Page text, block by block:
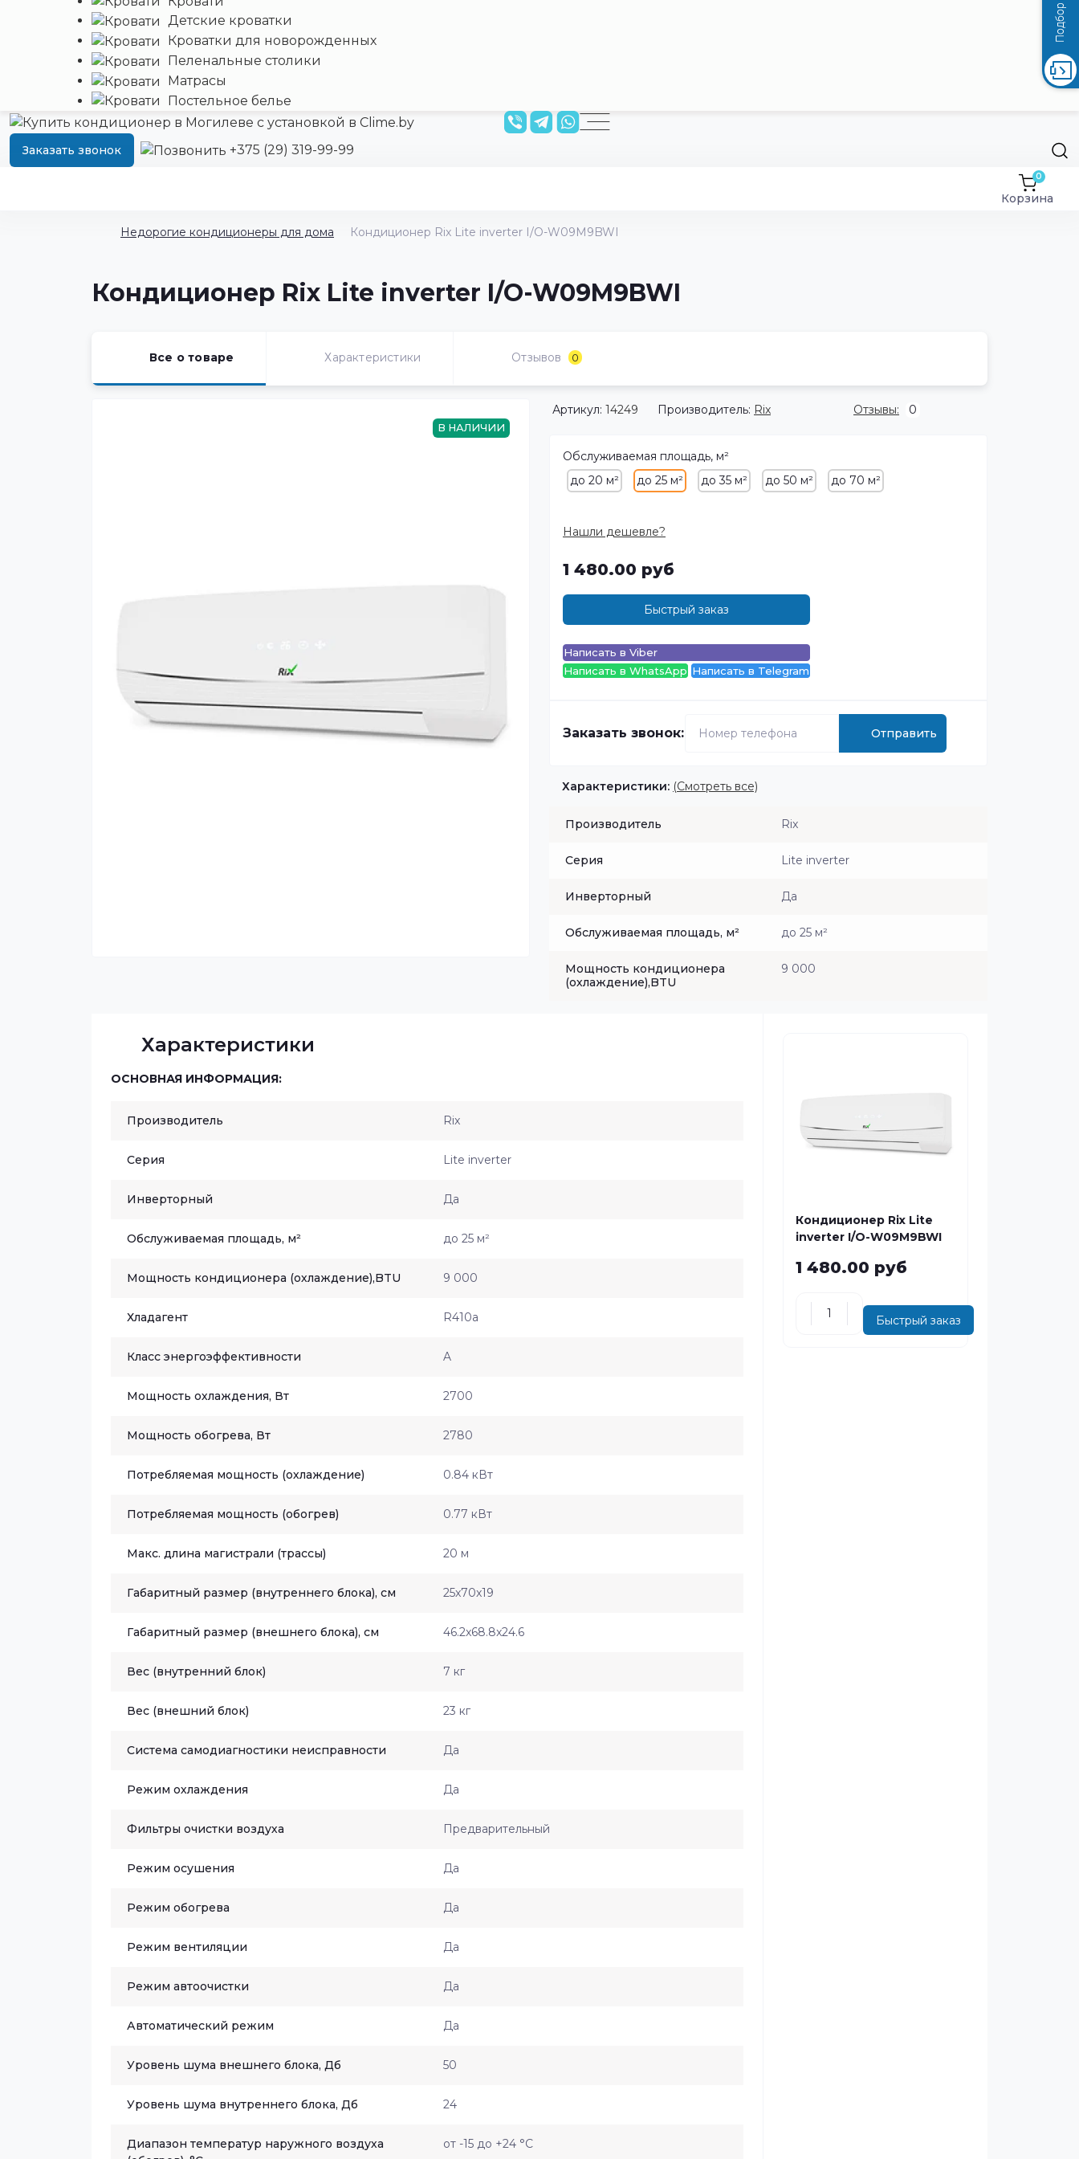
Детские кроватки
Кроватки для новорожденных
Пеленальные столики
Матрасы
Постельное белье
Заказать звонок +375 (29) 319-99-99
Корзина
0
Недорогие кондиционеры для дома Кондиционер Rix Lite inverter I/O-W09M9BWI
Кондиционер Rix Lite inverter I/O-W09M9BWI
Все о товаре Характеристики Отзывов 0
В НАЛИЧИИ
Артикул: 14249 Производитель: Rix Отзывы: 0
Обслуживаемая площадь, м²
до 20 м²
до 25 м² до 35 м² до 50 м² до 70 м²
Нашли дешевле?
1 480.00 руб
Быстрый заказ
Написать в Viber
Написать в WhatsApp Написать в Telegram
Заказать звонок: Отправить
Характеристики: (Смотреть все)
Производитель Rix
Серия Lite inverter
Инверторный Да
Обслуживаемая площадь, м² до 25 м²
Мощность кондиционера
(охлаждение),BTU
9 000
Характеристики
ОСНОВНАЯ ИНФОРМАЦИЯ:
Производитель Rix
Серия Lite inverter
Инверторный Да
Обслуживаемая площадь, м² до 25 м²
Мощность кондиционера (охлаждение),BTU 9 000
Хладагент R410a
Класс энергоэффективности A
Мощность охлаждения, Вт 2700
Мощность обогрева, Вт 2780
Потребляемая мощность (охлаждение) 0.84 кВт
Потребляемая мощность (обогрев) 0.77 кВт
Макс. длина магистрали (трассы) 20 м
Габаритный размер (внутреннего блока), см 25x70x19
Габаритный размер (внешнего блока), см 46.2x68.8x24.6
Вес (внутренний блок) 7 кг
Вес (внешний блок) 23 кг
Система самодиагностики неисправности Да
Режим охлаждения Да
Фильтры очистки воздуха Предварительный
Режим осушения Да
Режим обогрева Да
Режим вентиляции Да
Режим автоочистки Да
Автоматический режим Да
Уровень шума внешнего блока, Дб 50
Уровень шума внутреннего блока, Дб 24
Диапазон температур наружного воздуха
от -15 до +24 °С
Кондиционер Rix Lite
inverter I/O-W09M9BWI
1 480.00 руб
Быстрый заказ